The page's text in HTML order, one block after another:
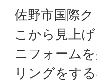
佐野市国際
こから見上
ニフォーム
リングをす